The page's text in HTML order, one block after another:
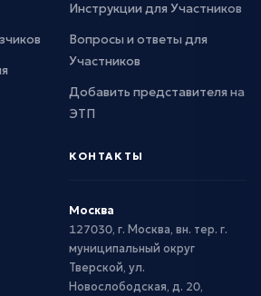
Инструкции для Участников
Вопросы и ответы для
Участников
Добавить представителя на
ЭТП
КОНТАКТЫ
Москва
127030, г. Москва, вн. тер. г.
муниципальный округ
Тверской, ул.
Новослободская, д. 20,